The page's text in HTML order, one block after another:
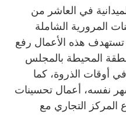
في العاشر من
المرورية الشاملة
هذه الأعمال رفع
المحيطة بالمجلس
في أوقات الذروة، كما
في الـ12 من الشهر نفسه، أعمال تحسينات
المركز التجاري مع